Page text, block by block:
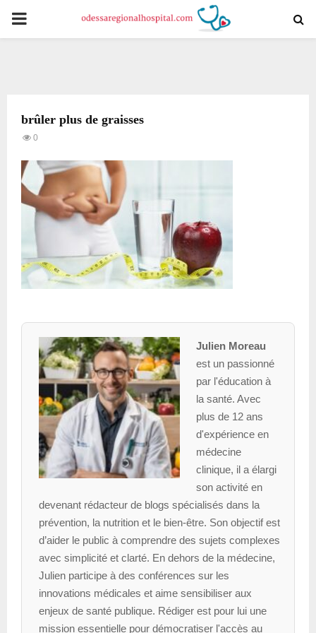
PRIMARY
brûler plus de graisses
0
Julien Moreau
est un passionné
par l'éducation à
la santé. Avec
plus de 12 ans
d'expérience en
médecine
clinique, il a élargi
son activité en
devenant rédacteur de blogs spécialisés dans la
prévention, la nutrition et le bien-être. Son objectif est
d’aider le public à comprendre des sujets complexes
avec simplicité et clarté. En dehors de la médecine,
Julien participe à des conférences sur les
innovations médicales et aime sensibiliser aux
enjeux de santé publique. Rédiger est pour lui une
mission essentielle pour démocratiser l'accès au